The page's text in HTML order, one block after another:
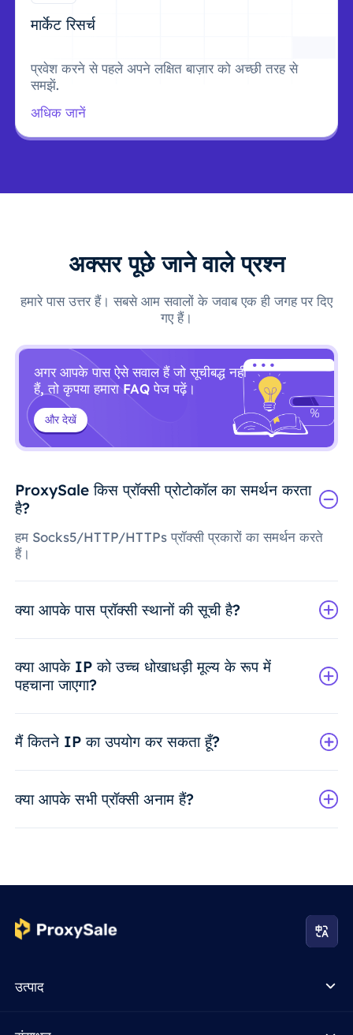
मार्केट रिसर्च
प्रवेश करने से पहले अपने लक्षित बाज़ार को अच्छी तरह से
समझें.
अधिक जानें
अक्सर पूछे जाने वाले प्रश्न
हमारे पास उत्तर हैं। सबसे आम सवालों के जवाब एक ही जगह पर दिए
गए हैं।
अगर आपके पास ऐसे सवाल हैं जो सूचीबद्ध नहीं
हैं, तो कृपया हमारा FAQ पेज पढ़ें।
और देखें
ProxySale किस प्रॉक्सी प्रोटोकॉल का समर्थन करता
है?
हम Socks5/HTTP/HTTPs प्रॉक्सी प्रकारों का समर्थन करते
हैं।
क्या आपके पास प्रॉक्सी स्थानों की सूची है?
क्या आपके IP को उच्च धोखाधड़ी मूल्य के रूप में
पहचाना जाएगा?
मैं कितने IP का उपयोग कर सकता हूँ?
क्या आपके सभी प्रॉक्सी अनाम हैं?
उत्पाद